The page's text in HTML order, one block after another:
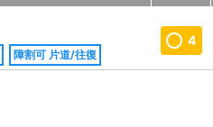
障割可 片道/往復
4